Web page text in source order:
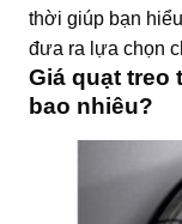
thời giúp bạn
đưa ra lựa chọn
Giá quạt treo
bao nhiêu?